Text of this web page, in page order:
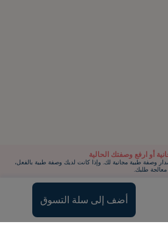
أو ارفع وصفتك الحالية
وصفة طبية مجانية لك. وإذا كانت لديك وصفة طبية بالفعل،
طلبك.
أضف إلى سلة التسوق